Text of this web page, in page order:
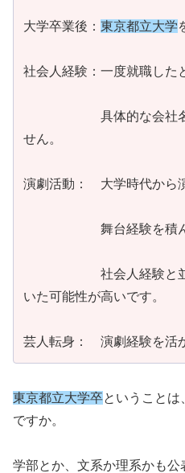
大学卒業後： 東京都立大学
社会人経験：一度就職した
具体的な会社名や
せん。
演劇活動： 大学時代から
舞台経験を積んで
社会人経験と並行
いた可能性が高いです。
芸人転身： 演劇経験を活
東京都立大学卒ということは
ですか。
学部とか、文系か理系かも公